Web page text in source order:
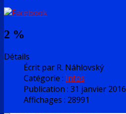
2 %
Détails
Écrit par R. Náhlovský
Catégorie : Infos
Publication : 31 janvier 2016
Affichages : 28991